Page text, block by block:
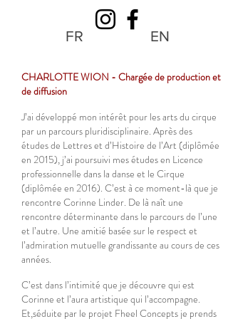
FR EN
CHARLOTTE WION - Chargée de production et
de diffusion
J’ai développé mon intérêt pour les arts du cirque
par un parcours pluridisciplinaire. Après des
études de Lettres et d’Histoire de l’Art (diplômée
en 2015), j’ai poursuivi mes études en Licence
professionnelle dans la danse et le Cirque
(diplômée en 2016). C’est à ce moment-là que je
rencontre Corinne Linder. De là naît une
rencontre déterminante dans le parcours de l’une
et l’autre. Une amitié basée sur le respect et
l’admiration mutuelle grandissante au cours de ces
années.
C’est dans l’intimité que je découvre qui est
Corinne et l’aura artistique qui l’accompagne.
Et,séduite par le projet Fheel Concepts je prends